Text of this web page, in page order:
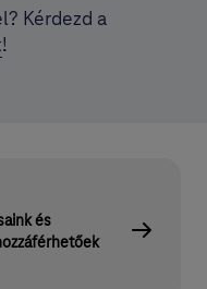
Kérdezd a
!
és